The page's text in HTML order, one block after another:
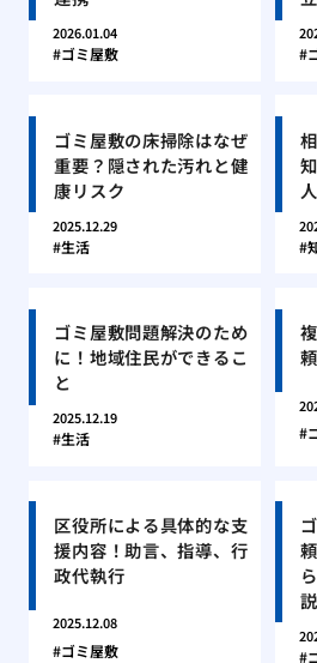
2026.01.04
ゴミ屋敷
ゴミ屋敷の床掃除はなぜ
重要？隠された汚れと健
康リスク
2025.12.29
生活
ゴミ屋敷問題解決のため
に！地域住民ができるこ
と
2025.12.19
生活
区役所による具体的な支
援内容！助言、指導、行
政代執行
2025.12.08
ゴミ屋敷
説